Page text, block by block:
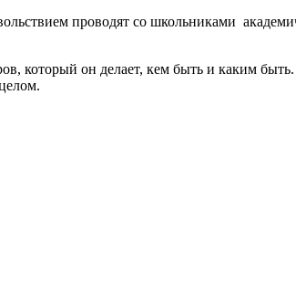
проводят со школьниками
который он делает, кем быть и каким